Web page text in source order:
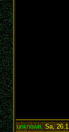
unknown, Sa,